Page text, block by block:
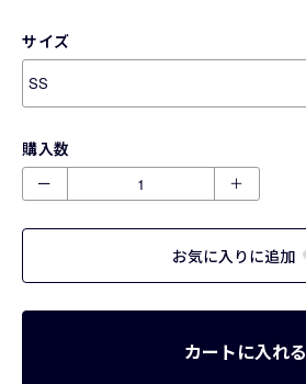
サイズ
購入数
ー ＋
お気に入りに追加
カートに入れる